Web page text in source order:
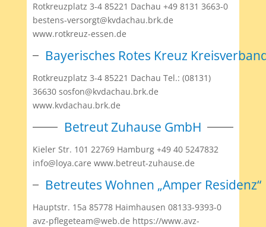
Rotkreuzplatz 3-4 85221 Dachau +49 8131 3663-0
bestens-versorgt@kvdachau.brk.de
www.rotkreuz-essen.de
Bayerisches Rotes Kreuz
Rotkreuzplatz 3-4 85221 Dachau Tel.: (08131)
36630 sosfon@kvdachau.brk.de
www.kvdachau.brk.de
Betreut Zuhause GmbH
Kieler Str. 101 22769 Hamburg +49 40 5247832
info@loya.care www.betreut-zuhause.de
Betreutes Wohnen „Amper Residenz“
Hauptstr. 15a 85778 Haimhausen 08133-9393-0
avz-pflegeteam@web.de https://www.avz-